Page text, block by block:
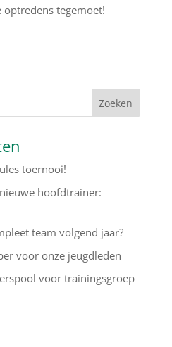
tegemoet!
toernooi!
hoofdtrainer:
team volgend jaar?
voor onze jeugdleden
voor trainingsgroep